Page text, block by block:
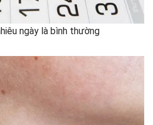
ngày là bình thường